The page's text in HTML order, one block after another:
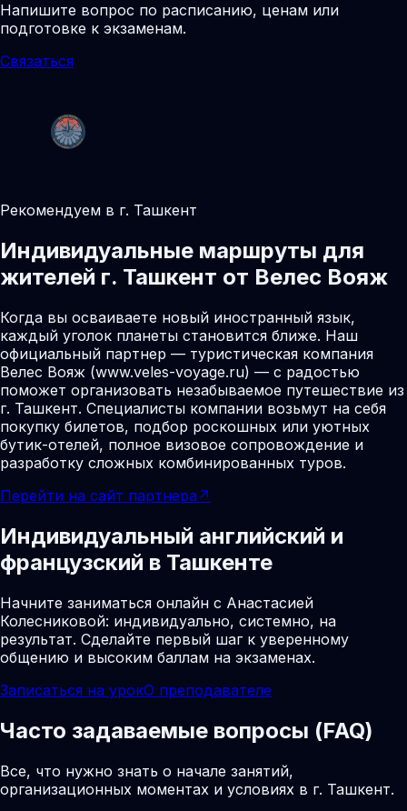
Напишите вопрос по расписанию, ценам или
подготовке к экзаменам.
Связаться
Рекомендуем в г. Ташкент
Индивидуальные маршруты для
жителей г. Ташкент от Велес Вояж
Когда вы осваиваете новый иностранный язык,
каждый уголок планеты становится ближе. Наш
официальный партнер — туристическая компания
Велес Вояж (www.veles-voyage.ru) — с радостью
поможет организовать незабываемое путешествие из
г. Ташкент. Специалисты компании возьмут на себя
покупку билетов, подбор роскошных или уютных
бутик-отелей, полное визовое сопровождение и
разработку сложных комбинированных туров.
Перейти на сайт партнера ↗
Индивидуальный английский и
французский в Ташкенте
Начните заниматься онлайн с Анастасией
Колесниковой: индивидуально, системно, на
результат. Сделайте первый шаг к уверенному
общению и высоким баллам на экзаменах.
Записаться на урокО преподавателе
Часто задаваемые вопросы (FAQ)
Все, что нужно знать о начале занятий,
организационных моментах и условиях в г. Ташкент.